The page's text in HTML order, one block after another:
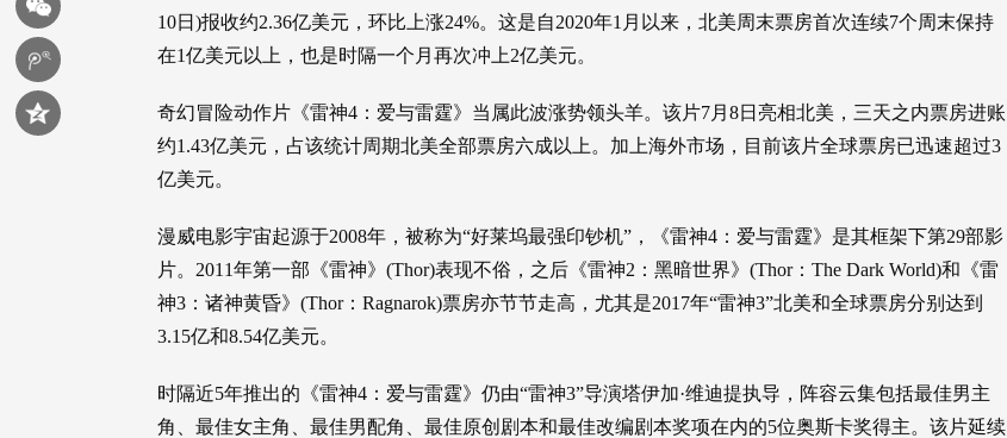
10日)报收约2.36亿美元，环比上涨24%。这是自2020年1月以来，北美周末票房首次连续7个周末保持
在1亿美元以上，也是时隔一个月再次冲上2亿美元。
奇幻冒险动作片《雷神4：爱与雷霆》当属此波涨势领头羊。该片7月8日亮相北美，三天之内票房进账
约1.43亿美元，占该统计周期北美全部票房六成以上。加上海外市场，目前该片全球票房已迅速超过3
亿美元。
漫威电影宇宙起源于2008年，被称为“好莱坞最强印钞机”，《雷神4：爱与雷霆》是其框架下第29部影
片。2011年第一部《雷神》(Thor)表现不俗，之后《雷神2：黑暗世界》(Thor：The Dark World)和《雷
神3：诸神黄昏》(Thor：Ragnarok)票房亦节节走高，尤其是2017年“雷神3”北美和全球票房分别达到
3.15亿和8.54亿美元。
时隔近5年推出的《雷神4：爱与雷霆》仍由“雷神3”导演塔伊加·维迪提执导，阵容云集包括最佳男主
角、最佳女主角、最佳男配角、最佳原创剧本和最佳改编剧本奖项在内的5位奥斯卡奖得主。该片延续